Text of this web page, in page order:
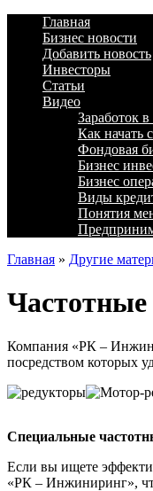
Главная
Бизнес новости
Добавить новость
Инвесторы
Статьи
Видео
Заработок
Как начать
Фондовая
Бизнес
Бизнес
Виды
Понятия
Главная » Другие
Частотные
Компания «РК –
посредством которых
Специальные
Если вы ищете
«РК – Инжиниринг»,